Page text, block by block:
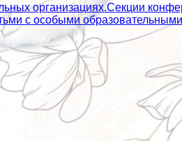
организациях.Секции
с особыми